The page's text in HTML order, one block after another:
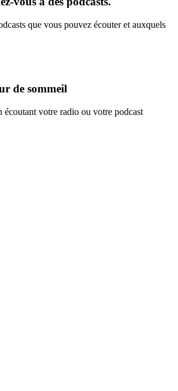
que vous pouvez écouter et auxquels
de sommeil
écoutant votre radio ou votre podcast